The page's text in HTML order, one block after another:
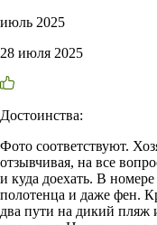
июль 2025
28 июля 2025
Достоинства:
Фото соответствуют.
отзывчивая, на все
и куда доехать. В
полотенца и даже фен.
два пути на дикий